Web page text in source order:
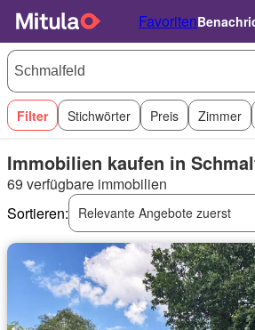
Favoriten
Filter Stichwörter Preis Zimmer
Immobilien kaufen in
69 verfügbare immobilien
Sortieren:
Relevante Angebote zuerst